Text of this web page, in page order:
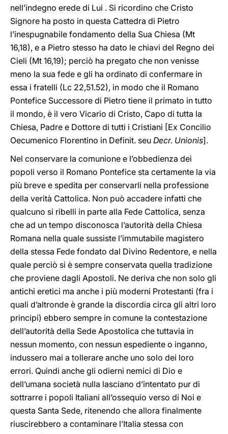
nell’indegno erede di Lui . Si ricordino che Cristo
Signore ha posto in questa Cattedra di Pietro
l’inespugnabile fondamento della Sua Chiesa (Mt
16,18), e a Pietro stesso ha dato le chiavi del Regno dei
Cieli (Mt 16,19); perciò ha pregato che non venisse
meno la sua fede e gli ha ordinato di confermare in
essa i fratelli (Lc 22,51.52), in modo che il Romano
Pontefice Successore di Pietro tiene il primato in tutto
il mondo, è il vero Vicario di Cristo, Capo di tutta la
Chiesa, Padre e Dottore di tutti i Cristiani [Ex Concilio
Oecumenico Florentino in Definit. seu Decr. Unionis].
Nel conservare la comunione e l’obbedienza dei
popoli verso il Romano Pontefice sta certamente la via
più breve e spedita per conservarli nella professione
della verità Cattolica. Non può accadere infatti che
qualcuno si ribelli in parte alla Fede Cattolica, senza
che ad un tempo disconosca l’autorità della Chiesa
Romana nella quale sussiste l’immutabile magistero
della stessa Fede fondato dal Divino Redentore, e nella
quale perciò si è sempre conservata quella tradizione
che proviene dagli Apostoli. Ne deriva che non solo gli
antichi eretici ma anche i più moderni Protestanti (fra i
quali d’altronde è grande la discordia circa gli altri loro
principi) ebbero sempre in comune la contestazione
dell’autorità della Sede Apostolica che tuttavia in
nessun momento, con nessun espediente o inganno,
indussero mai a tollerare anche uno solo dei loro
errori. Quindi anche gli odierni nemici di Dio e
dell’umana società nulla lasciano d’intentato pur di
sottrarre i popoli Italiani all’ossequio verso di Noi e
questa Santa Sede, ritenendo che allora finalmente
riuscirebbero a contaminare l’Italia stessa con